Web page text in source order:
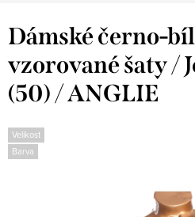
Dámské černo-
vzorované šaty /
(50) / ANGLIE
Velikost
Barva